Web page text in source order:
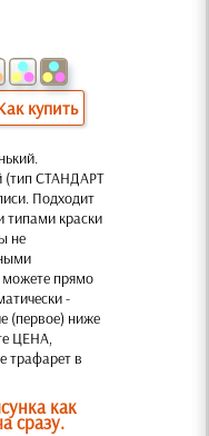
купить
(тип СТАНДАРТ
Подходит
типами краски
не
прямо
-
(первое) ниже
ЦЕНА,
трафарет в
как
сразу.